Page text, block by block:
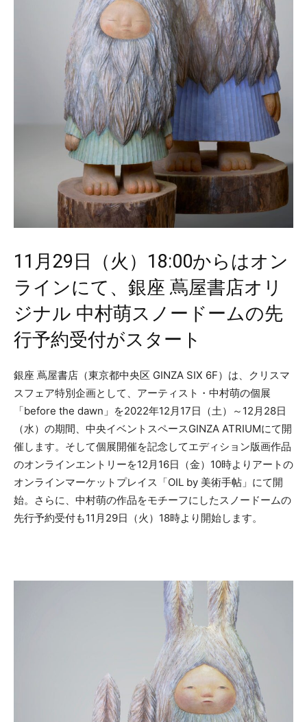
11月29日（火）18:00からはオン
ラインにて、銀座 蔦屋書店オリ
ジナル 中村萌スノードームの先
行予約受付がスタート
銀座 蔦屋書店（東京都中央区 GINZA SIX 6F）は、クリスマ
スフェア特別企画として、アーティスト・中村萌の個展
「before the dawn」を2022年12月17日（土）～12月28日
（水）の期間、中央イベントスペースGINZA ATRIUMにて開
催します。そして個展開催を記念してエディション版画作品
のオンラインエントリーを12月16日（金）10時よりアートの
オンラインマーケットプレイス「OIL by 美術手帖」にて開
始。さらに、中村萌の作品をモチーフにしたスノードームの
先行予約受付も11月29日（火）18時より開始します。